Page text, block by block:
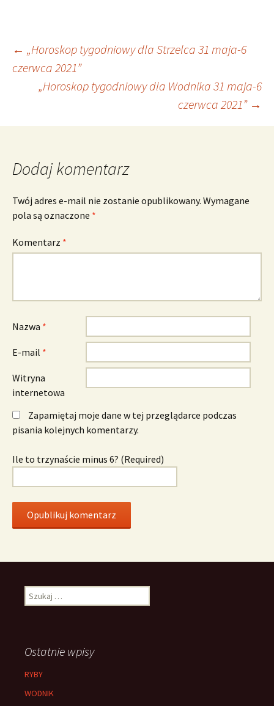
Nawigacja
wpisu
← „Horoskop tygodniowy dla Strzelca 31 maja-6
czerwca 2021”
„Horoskop tygodniowy dla Wodnika 31 maja-6
czerwca 2021” →
Dodaj komentarz
Twój adres e-mail nie zostanie opublikowany. Wymagane
pola są oznaczone *
Komentarz *
Nazwa *
E-mail *
Witryna
internetowa
Zapamiętaj moje dane w tej przeglądarce podczas
pisania kolejnych komentarzy.
Ile to trzynaście minus 6? (Required)
Szukaj:
Ostatnie wpisy
RYBY
WODNIK